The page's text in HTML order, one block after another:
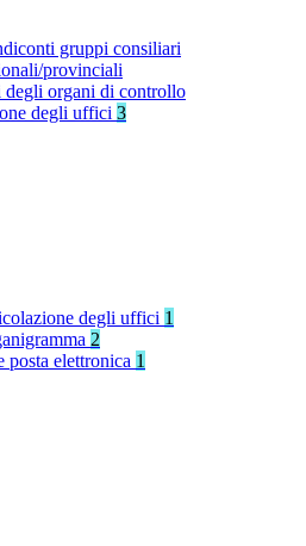
gruppi consiliari
provinciali
degli organi di controllo
degli uffici 3
degli uffici 1
2
posta elettronica 1